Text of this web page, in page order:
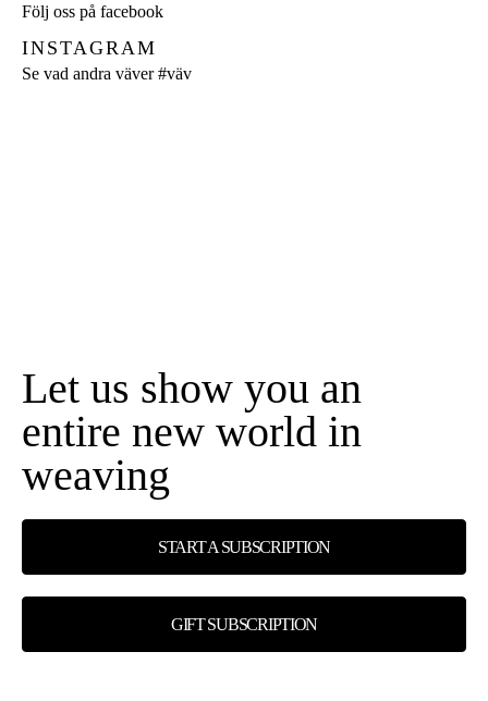
Följ oss på facebook
INSTAGRAM
Se vad andra väver#väv
Let us show you an
entire new world in
weaving
START A SUBSCRIPTION
GIFT SUBSCRIPTION